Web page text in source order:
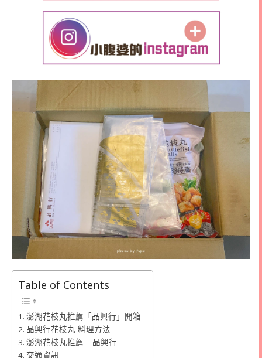
Table of Contents
澎湖花枝丸推薦「品興行」開箱
品興行花枝丸 料理方法
澎湖花枝丸推薦 – 品興行
交通資訊